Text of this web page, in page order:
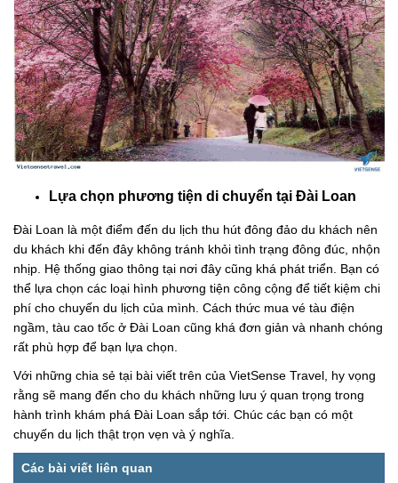
Lựa chọn phương tiện di chuyển tại Đài Loan
Đài Loan là một điểm đến du lịch thu hút đông đảo du khách nên
du khách khi đến đây không tránh khỏi tình trạng đông đúc, nhộn
nhịp. Hệ thống giao thông tại nơi đây cũng khá phát triển. Bạn có
thể lựa chọn các loại hình phương tiện công cộng để tiết kiệm chi
phí cho chuyến du lịch của mình. Cách thức mua vé tàu điện
ngầm, tàu cao tốc ở Đài Loan cũng khá đơn giản và nhanh chóng
rất phù hợp để bạn lựa chọn.
Với những chia sẻ tại bài viết trên của VietSense Travel, hy vọng
rằng sẽ mang đến cho du khách những lưu ý quan trọng trong
hành trình khám phá Đài Loan sắp tới. Chúc các bạn có một
chuyến du lịch thật trọn vẹn và ý nghĩa.